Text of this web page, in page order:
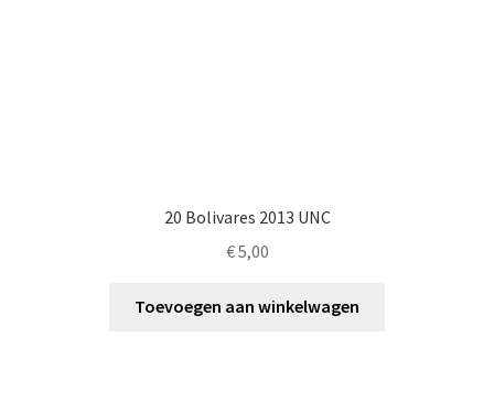
20 Bolivares 2013 UNC
€5,00
Toevoegen aan winkelwagen